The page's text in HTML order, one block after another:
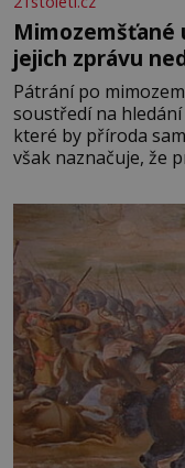
Mimozemšťané
jejich zprávu
Pátrání po
soustředí na
které by příroda
však naznačuje, že